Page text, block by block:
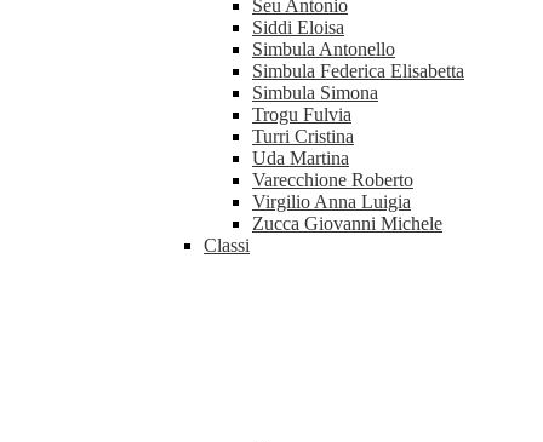
Seu Antonio
Siddi Eloisa
Simbula Antonello
Simbula Federica Elisabetta
Simbula Simona
Trogu Fulvia
Turri Cristina
Uda Martina
Varecchione Roberto
Virgilio Anna Luigia
Zucca Giovanni Michele
Classi